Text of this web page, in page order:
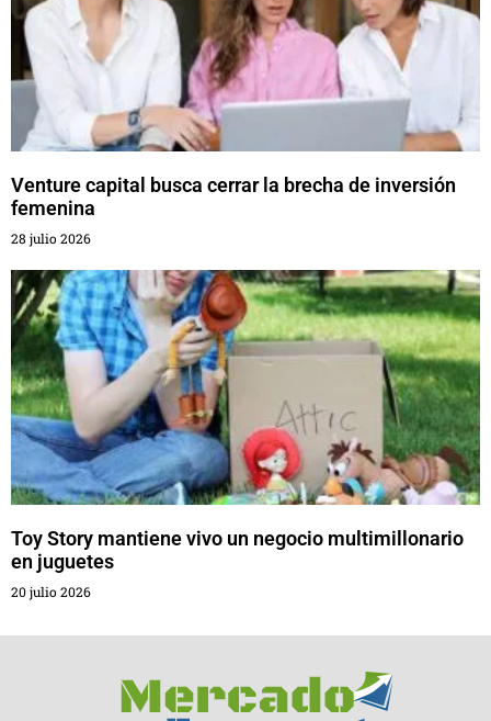
Venture capital busca cerrar la brecha de inversión
femenina
28 julio 2026
Toy Story mantiene vivo un negocio multimillonario
en juguetes
20 julio 2026